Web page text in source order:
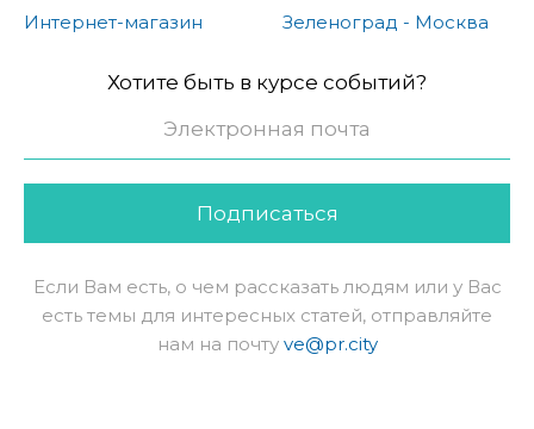
Интернет-магазин
Зеленоград - Москва
Хотите быть в курсе событий?
Подписаться
Если Вам есть, о чем рассказать людям или у Вас
есть темы для интересных статей, отправляйте
нам на почту ve@pr.city